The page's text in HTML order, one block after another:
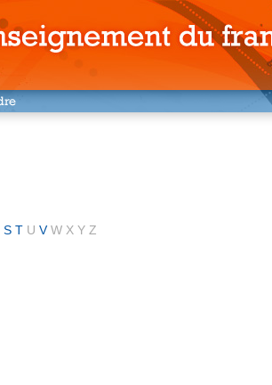
S T U V W X Y Z